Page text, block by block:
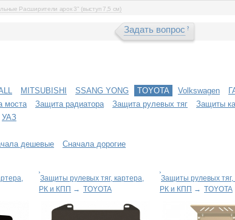
Расширители арок 3" (выступ 7,5 см)
Задать вопрос
MITSUBISHI SSANG YONG TOYOTA Volkswagen
моста Защита радиатора Защита рулевых тяг
Защиты
УАЗ
дешевые Сначала дорогие
Защиты рулевых тяг, картера,
РК и КПП → TOYOTA
Защиты рулевых тяг,
РК и КПП → TOYOTA